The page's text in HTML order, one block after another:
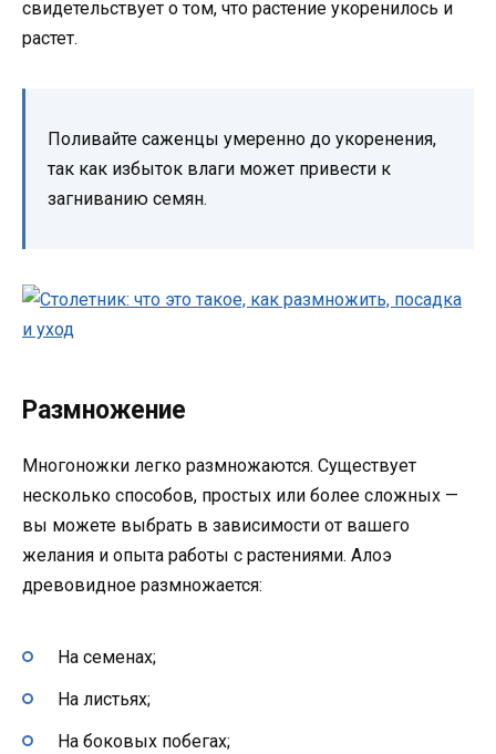
свидетельствует о том, что растение укоренилось и
растет.
Поливайте саженцы умеренно до укоренения,
так как избыток влаги может привести к
загниванию семян.
Размножение
Многоножки легко размножаются. Существует
несколько способов, простых или более сложных —
вы можете выбрать в зависимости от вашего
желания и опыта работы с растениями. Алоэ
древовидное размножается:
На семенах;
На листьях;
На боковых побегах;